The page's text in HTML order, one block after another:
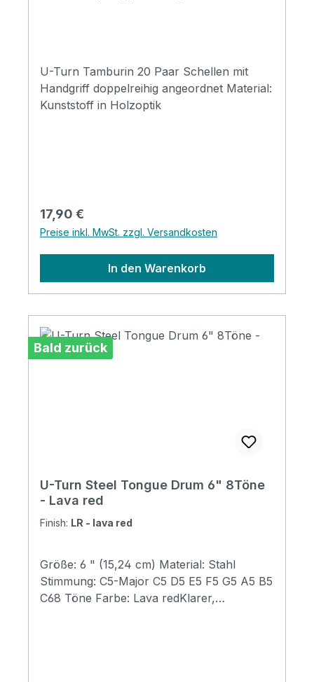
U-Turn Tamburin 20 Paar Schellen mit
Handgriff doppelreihig angeordnet Material:
Kunststoff in Holzoptik
Regulärer Preis:
17,90 €
Preise inkl. MwSt. zzgl. Versandkosten
In den Warenkorb
Bald zurück
U-Turn Steel Tongue Drum 6" 8Töne
- Lava red
Finish: LR - lava red
Größe: 6 " (15,24 cm) Material: Stahl
Stimmung: C5-Major C5 D5 E5 F5 G5 A5 B5
C68 Töne Farbe: Lava redKlarer,